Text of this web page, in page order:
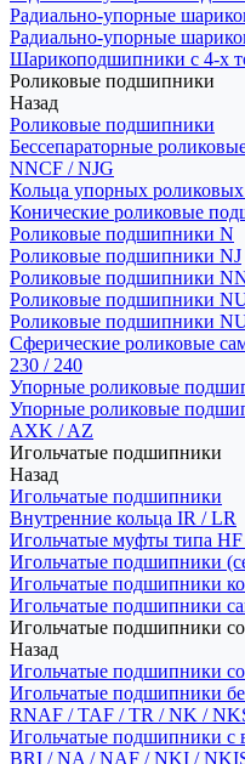
Радиально-упорные
Радиально-упорные
Шарикоподшипники с 4-х
Роликовые подшипники
Назад
Роликовые подшипники
Бессепараторные
NNCF / NJG
Кольца упорных
Конические роликовые
Роликовые подшипники N
Роликовые подшипники NJ
Роликовые подшипники
Роликовые подшипники
Роликовые подшипники
Сферические роликовые
230 / 240
Упорные роликовые
Упорные роликовые
AXK / AZ
Игольчатые подшипники
Назад
Игольчатые подшипники
Внутренние кольца IR / LR
Игольчатые муфты типа
Игольчатые подшипники
Игольчатые подшипники
Игольчатые подшипники
Игольчатые подшипники
Назад
Игольчатые подшипники
Игольчатые подшипники
RNAF / TAF / TR / NK /
Игольчатые подшипники с
BRI / NA / NAF / NKI /